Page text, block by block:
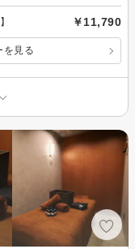
￥11,790
を見る